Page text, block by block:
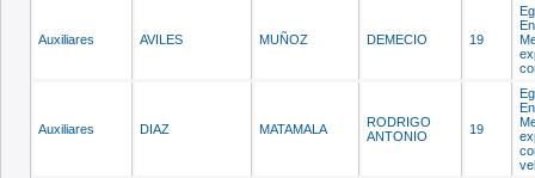
Auxiliares AVILES MUÑOZ DEMECIO 19
Auxiliares DIAZ MATAMALA
RODRIGO
ANTONIO
19